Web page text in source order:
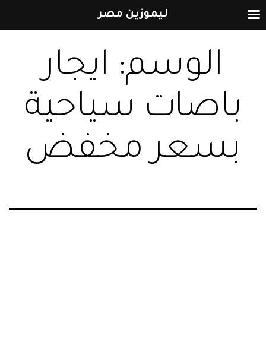
إلى
المحتوىالوسم: ايجار
باصات سياحية
بسعر مخفض
ليموزين مصر